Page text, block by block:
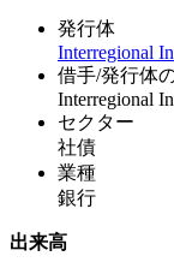
発行体
Interregional
借手/発行体
Interregional
セクター
社債
業種
銀行
出来高